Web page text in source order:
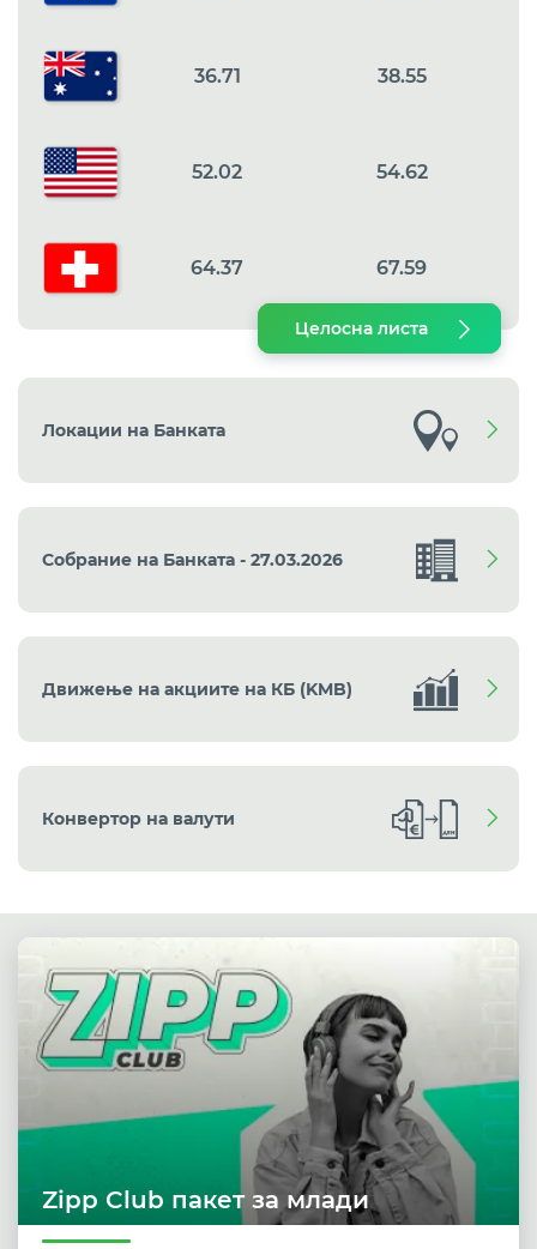
36.71 38.55
52.02 54.62
64.37 67.59
Целосна листа
Локации на Банката
Собрание на Банката - 27.03.2026
Движење на акциите на КБ (KMB)
Конвертор на валути
Zipp Club пакет за млади